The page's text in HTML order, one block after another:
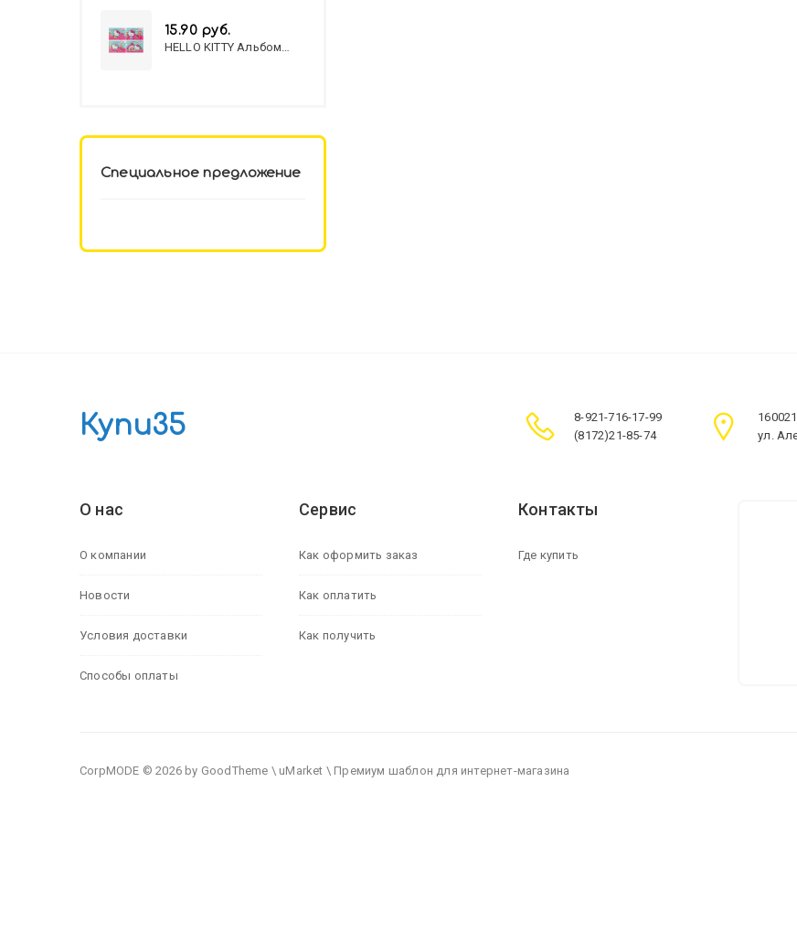
15.90 руб.
HELLO KITTY Альбом
Специальное предложение
Купи35
8-921-716-17-99
(8172)21-85-74
ул.
О нас
О компании
Новости
Условия доставки
Способы оплаты
Сервис
Как оформить заказ
Как оплатить
Как получить
Контакты
Где купить
CorpMODE © 2026 by GoodTheme \ uMarket \ Премиум шаблон для интернет-магазина